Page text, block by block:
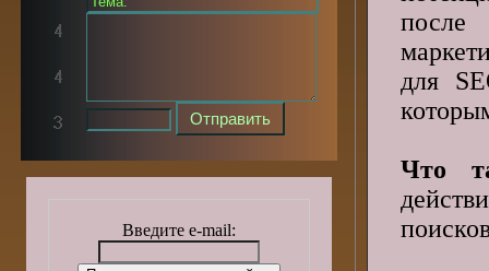
для
Что
Введите e-mail: